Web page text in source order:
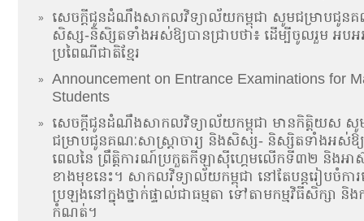
»
សេចក្ដីជូនដំណឹងសាកលវិទ្យាល័យកម្ពុជា សូមជម្រាបជូនគណ
សិស្ស-និសិ្សតទាំងអស់ឱ្យបានជ្រាបថា៖ ដើម្បីចូលរួម អបអ
ប្រពៃណីជាតិខ្មែរ
»
Announcement on Entrance Examinations for
Students
»
សេចក្ដីជូនដំណឹងសាកលវិទ្យាល័យកម្ពុជា មានកិត្តិយស សូ
ជម្រាបជូនគណៈសាស្ត្រាចារ្យ និងសិស្ស- និស្សិតទាំងអស់ឱ្
ពេលនៃ ព្រឹត្តិការណ៍ប្រកួតកីឡាស៊ីហ្គេមលើកទី៣២ និងអា
ខាងមុខនេះ។ សាកលវិទ្យាល័យកម្ពុជា នៅតែបន្តរៀបចំកា
ប្រឡងនៅក្នុងថ្នាក់ផ្ទាល់ជាធម្មតា ទៅតាមកម្មវិធីសិក្សា
កំណត់។